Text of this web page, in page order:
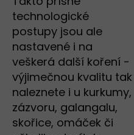
technologické
postupy jsou ale
nastavené i na
veškerá další koření -
výjimečnou kvalitu tak
naleznete i u kurkumy,
zázvoru, galangalu,
skořice, omáček či